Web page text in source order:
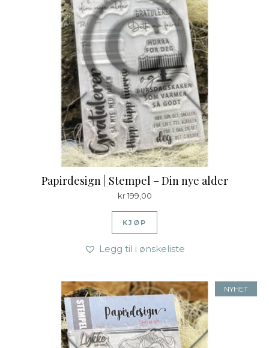
Papirdesign | Stempel – Din nye alder
kr199,00
KJØP
Legg til i ønskeliste
NYHET